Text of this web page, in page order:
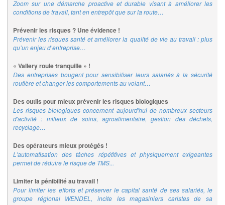
Zoom sur une démarche proactive et durable visant à améliorer les
conditions de travail, tant en entrepôt que sur la route…
Prévenir les risques ? Une évidence !
Prévenir les risques santé et améliorer la qualité de vie au travail : plus
qu’un enjeu d’entreprise…
« Vallery roule tranquille » !
Des entreprises bougent pour sensibiliser leurs salariés à la sécurité
routière et changer les comportements au volant…
Des outils pour mieux prévenir les risques biologiques
Les risques biologiques concernent aujourd'hui de nombreux secteurs
d'activité : milieux de soins, agroalimentaire, gestion des déchets,
recyclage…
Des opérateurs mieux protégés !
L'automatisation des tâches répétitives et physiquement exigeantes
permet de réduire le risque de TMS...
Limiter la pénibilité au travail !
Pour limiter les efforts et préserver le capital santé de ses salariés, le
groupe régional WENDEL, incite les magasiniers caristes de sa